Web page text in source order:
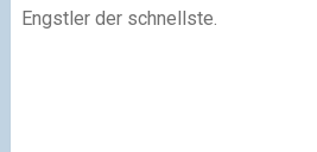
Engstler der schnellste.